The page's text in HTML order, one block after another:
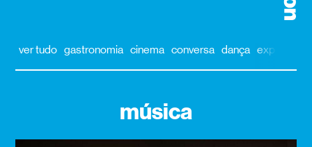
ver tudo gastronomia cinema conversa dança exposição
música